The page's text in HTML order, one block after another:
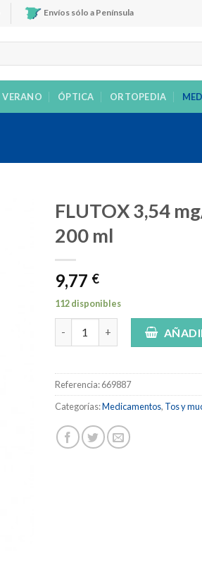
Envíos sólo a Península
VERANO ÓPTICA ORTOPEDIA
FLUTOX 3,54
200 ml
9,77 €
112 disponibles
FLUTOX 3,54 mg/ml JARABE ,
Referencia:669887
Categorías:Medicamentos, Tos y